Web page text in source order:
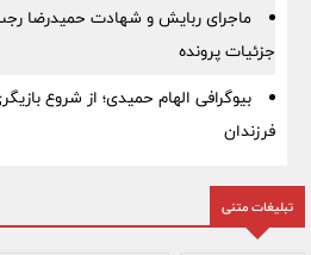
ماجرای ربایش و شهادت حمیدرضا
جزئیات پرونده
بیوگرافی الهام حمیدی؛ از شروع
فرزندان
تبلیغات متنی